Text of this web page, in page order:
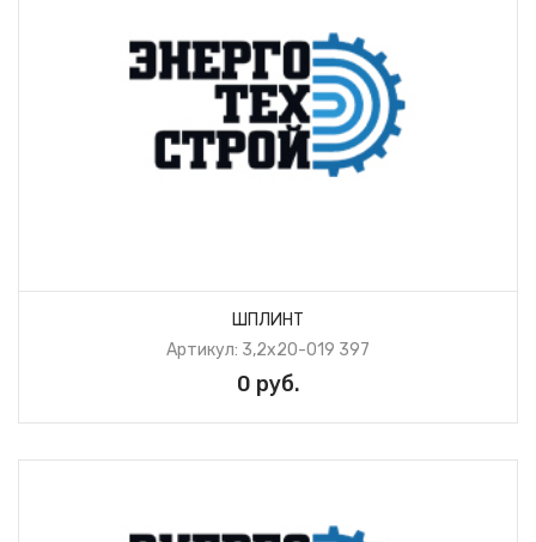
ШПЛИНТ
Артикул: 3,2х20-019 397
0 руб.